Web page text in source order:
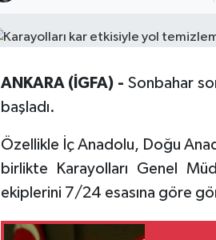
ANKARA (İGFA) -Sonbahar
başladı.
Özellikle İç Anadolu, Doğu
birlikte Karayolları Genel
ekiplerini 7/24 esasına göre